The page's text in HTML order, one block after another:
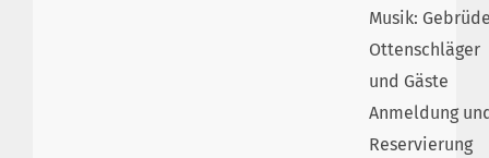
Musik:
Ottenschläger
und Gäste
Anmeldung
Reservierung